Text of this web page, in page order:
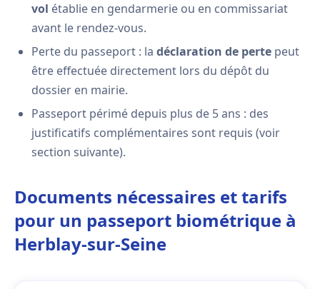
vol établie en gendarmerie ou en commissariat
avant le rendez-vous.
Perte du passeport : la déclaration de perte peut
être effectuée directement lors du dépôt du
dossier en mairie.
Passeport périmé depuis plus de 5 ans : des
justificatifs complémentaires sont requis (voir
section suivante).
Documents nécessaires et tarifs
pour un passeport biométrique à
Herblay-sur-Seine